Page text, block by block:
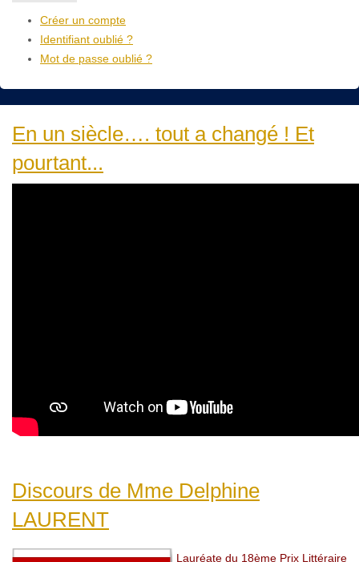
Créer un compte
Identifiant oublié ?
Mot de passe oublié ?
En un siècle…. tout a changé ! Et
pourtant...
Discours de Mme Delphine
LAURENT
Lauréate du 18ème Prix Littéraire